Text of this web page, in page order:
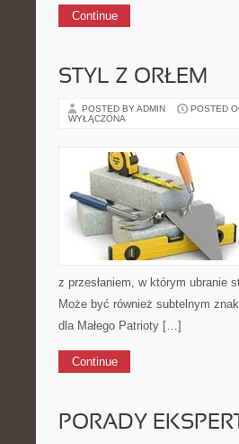
Continue
STYL Z ORŁEM
POSTED BY ADMIN POSTED
WYŁĄCZONA
z przesłaniem, w którym ubranie
Może być również subtelnym
dla Małego Patrioty […]
Continue
PORADY